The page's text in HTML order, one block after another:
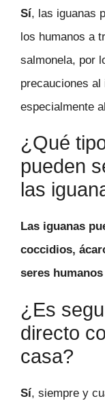
Sí, las iguanas
los humanos a
salmonela, por
precauciones
especialmente
¿Qué
pueden
las
Las iguanas
coccidios,
seres
¿Es
directo
casa?
Sí, siempre y